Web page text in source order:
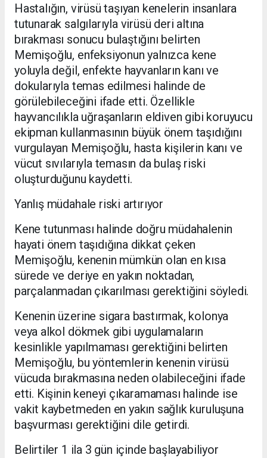
Hastalığın, virüsü taşıyan kenelerin insanlara
tutunarak salgılarıyla virüsü deri altına
bırakması sonucu bulaştığını belirten
Memişoğlu, enfeksiyonun yalnızca kene
yoluyla değil, enfekte hayvanların kanı ve
dokularıyla temas edilmesi halinde de
görülebileceğini ifade etti. Özellikle
hayvancılıkla uğraşanların eldiven gibi koruyucu
ekipman kullanmasının büyük önem taşıdığını
vurgulayan Memişoğlu, hasta kişilerin kanı ve
vücut sıvılarıyla temasın da bulaş riski
oluşturduğunu kaydetti.
Yanlış müdahale riski artırıyor
Kene tutunması halinde doğru müdahalenin
hayati önem taşıdığına dikkat çeken
Memişoğlu, kenenin mümkün olan en kısa
sürede ve deriye en yakın noktadan,
parçalanmadan çıkarılması gerektiğini söyledi.
Kenenin üzerine sigara bastırmak, kolonya
veya alkol dökmek gibi uygulamaların
kesinlikle yapılmaması gerektiğini belirten
Memişoğlu, bu yöntemlerin kenenin virüsü
vücuda bırakmasına neden olabileceğini ifade
etti. Kişinin keneyi çıkaramaması halinde ise
vakit kaybetmeden en yakın sağlık kuruluşuna
başvurması gerektiğini dile getirdi.
Belirtiler 1 ila 3 gün içinde başlayabiliyor